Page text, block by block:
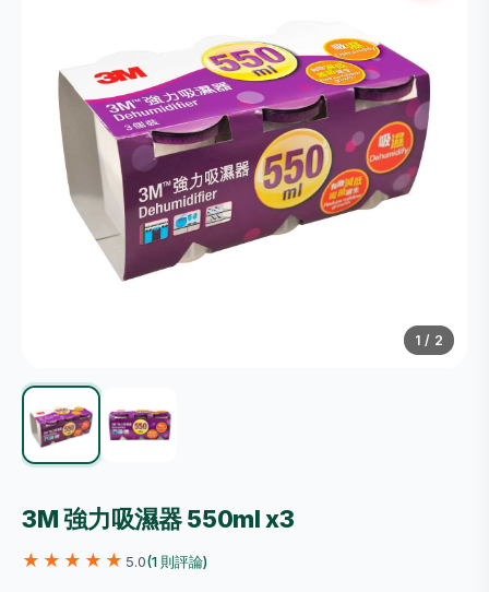
1 / 2
3M 強力吸濕器 550ml x3
★★★★★ 5.0(1 則評論)